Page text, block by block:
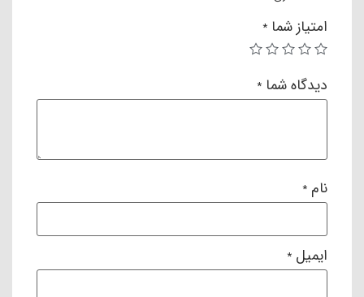
امتیاز شما *
دیدگاه شما *
نام *
ایمیل *